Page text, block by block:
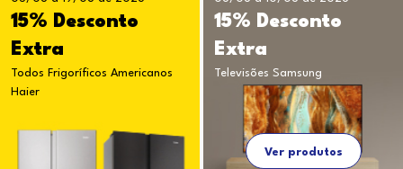
15% Desconto
Extra
Todos Frigoríficos Americanos
Haier
15% Desconto
Extra
Televisões Samsung
Ver produtos